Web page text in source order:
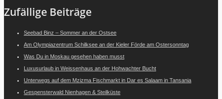
Zufällige Beiträge
Seebad Binz – Sommer an der Ostsee
Am Olympiazentrum Schilksee an der Kieler Förde am Ostersonntag
Was Du in Moskau gesehen haben musst
Luxusurlaub in Weissenhaus an der Hohwachter Bucht
Unterwegs auf dem Mzizma Fischmarkt in Dar es Salaam in Tansania
Gespensterwald Nienhagen & Steilküste